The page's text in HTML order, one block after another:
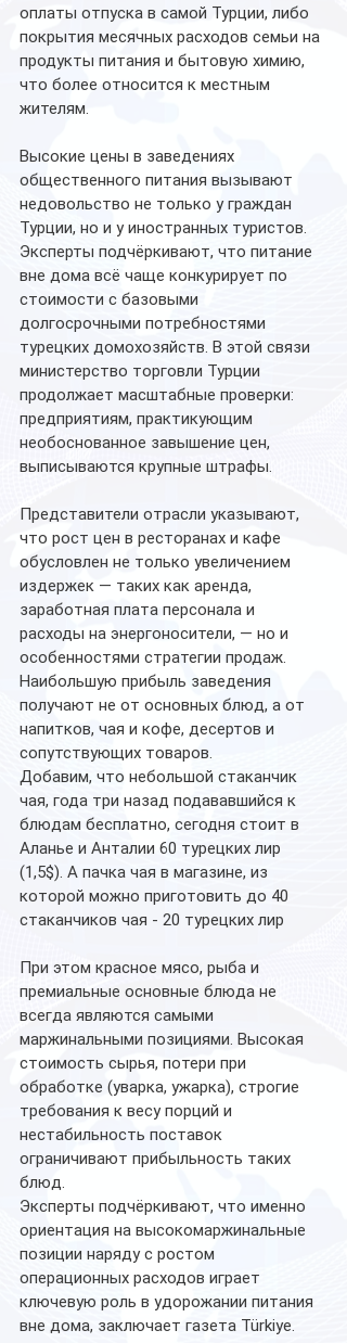
оплаты отпуска в самой Турции, либо
покрытия месячных расходов семьи на
продукты питания и бытовую химию,
что более относится к местным
жителям.
Высокие цены в заведениях
общественного питания вызывают
недовольство не только у граждан
Турции, но и у иностранных туристов.
Эксперты подчёркивают, что питание
вне дома всё чаще конкурирует по
стоимости с базовыми
долгосрочными потребностями
турецких домохозяйств. В этой связи
министерство торговли Турции
продолжает масштабные проверки:
предприятиям, практикующим
необоснованное завышение цен,
выписываются крупные штрафы.
Представители отрасли указывают,
что рост цен в ресторанах и кафе
обусловлен не только увеличением
издержек — таких как аренда,
заработная плата персонала и
расходы на энергоносители, — но и
особенностями стратегии продаж.
Наибольшую прибыль заведения
получают не от основных блюд, а от
напитков, чая и кофе, десертов и
сопутствующих товаров.
Добавим, что небольшой стаканчик
чая, года три назад подававшийся к
блюдам бесплатно, сегодня стоит в
Аланье и Анталии 60 турецких лир
(1,5$). А пачка чая в магазине, из
которой можно приготовить до 40
стаканчиков чая - 20 турецких лир
При этом красное мясо, рыба и
премиальные основные блюда не
всегда являются самыми
маржинальными позициями. Высокая
стоимость сырья, потери при
обработке (уварка, ужарка), строгие
требования к весу порций и
нестабильность поставок
ограничивают прибыльность таких
блюд.
Эксперты подчёркивают, что именно
ориентация на высокомаржинальные
позиции наряду с ростом
операционных расходов играет
ключевую роль в удорожании питания
вне дома, заключает газета Türkiye.